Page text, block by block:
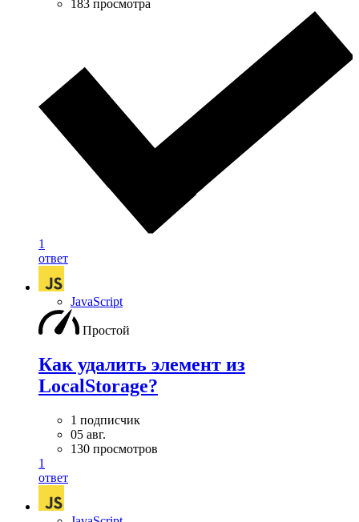
183 просмотра
1
ответ
JavaScript
Простой
Как удалить элемент из
LocalStorage?
1 подписчик
05 авг.
130 просмотров
1
ответ